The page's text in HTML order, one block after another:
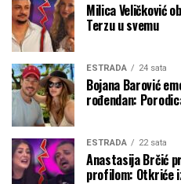
Milica Veličković
Terzu u svemu
ESTRADA 24 sata
Bojana Barović
rođendan:
ESTRADA 22 sata
Anastasija Brčić
profilom: Otkriće